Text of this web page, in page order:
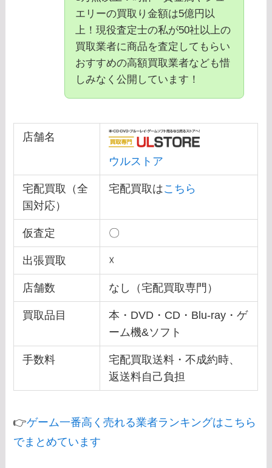
エリーの買取り金額は5億円以
上！現役査定士の私が50社以上の
買取業者に商品を査定してもらい
おすすめの高額買取業者なども惜
しみなく公開しています！
店舗名
ウルストア
宅配買取（全
国対応）
宅配買取はこちら
仮査定 〇
出張買取 ☓
店舗数 なし（宅配買取専門）
買取品目
本・DVD・CD・Blu-ray・ゲ
ーム機&ソフト
手数料
宅配買取送料・不成約時、
返送料自己負担
👉ゲーム一番高く売れる業者ランキングはこちら
でまとめています